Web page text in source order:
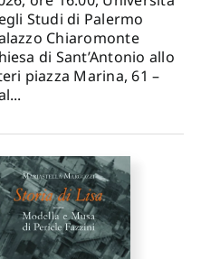
Studi di Palermo
Chiaromonte
di Sant’Antonio allo
piazza Marina, 61 –